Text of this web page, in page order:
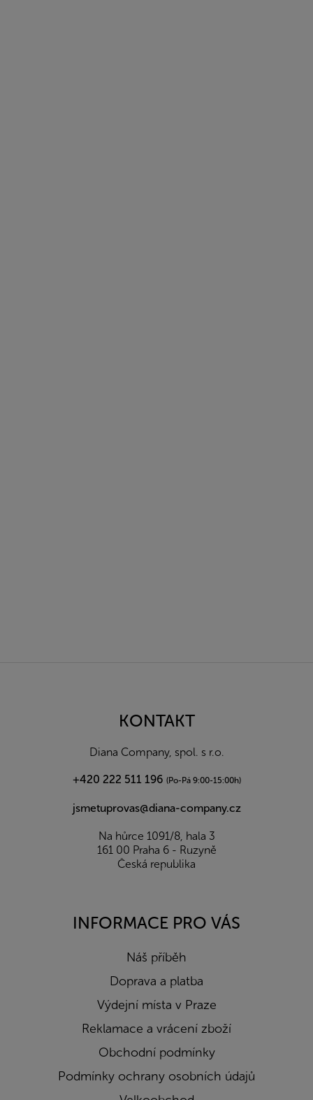
KONTAKT
Diana Company, spol. s r.o.
+420 222 511 196 (Po-Pá 9:00-15:00h)
jsmetuprovas@diana-company.cz
Na hůrce 1091/8, hala 3
161 00 Praha 6 - Ruzyně
Česká republika
INFORMACE PRO VÁS
Náš příběh
Doprava a platba
Výdejní místa v Praze
Reklamace a vrácení zboží
Obchodní podmínky
Podmínky ochrany osobních údajů